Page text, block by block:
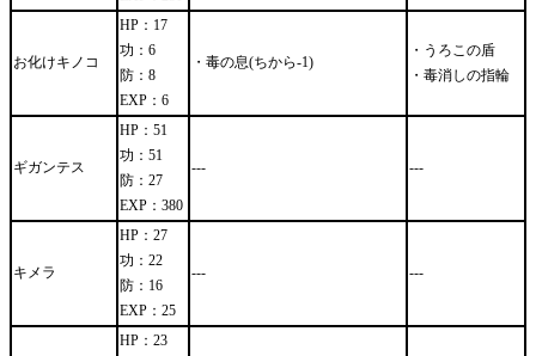
お化けキノコ
HP：17
功：6
防：8
EXP：6
・毒の息(ちから-1)
・うろこの盾
・毒消しの指輪
ギガンテス
HP：51
功：51
防：27
EXP：380
--- ---
キメラ
HP：27
功：22
防：16
EXP：25
--- ---
HP：23